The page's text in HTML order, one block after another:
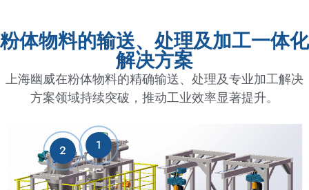
粉体物料的输送、处理及加工一体化
解决方案
上海幽威在粉体物料的精确输送、处理及专业加工解决
方案领域持续突破，推动工业效率显著提升。
1
2